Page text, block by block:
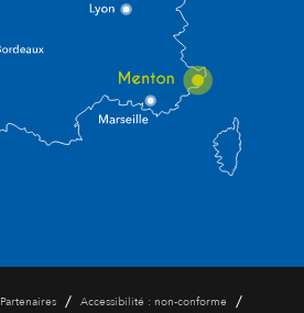
Partenaires / Accessibilité : non-conforme /